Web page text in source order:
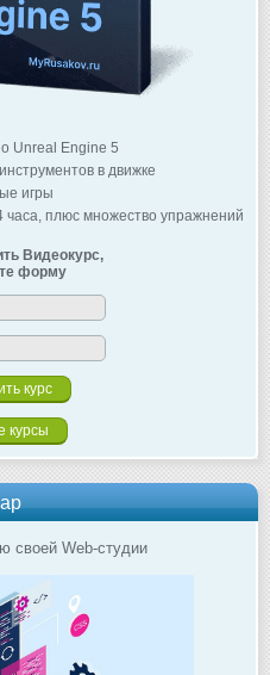
Unreal Engine 5
в движке
игры
плюс множество упражнений
Видеокурс,
форму
курсы
своей Web-студии